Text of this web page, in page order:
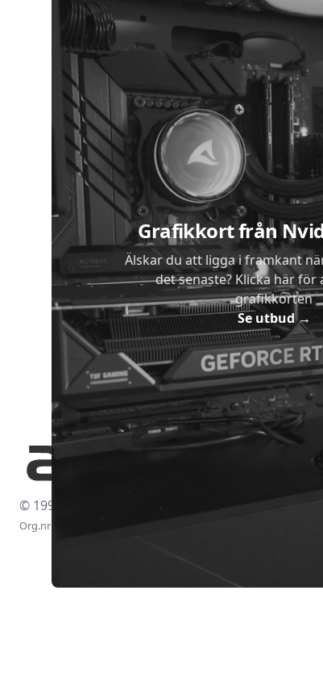
Grafikkort från
Älskar du att ligga i framkant
det senaste? Klicka här för
grafikkorten
Se utbud→
© 1997-2026
Org.nr: 556438-4260